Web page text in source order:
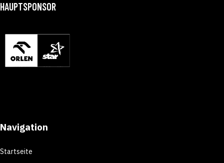
HAUPTSPONSOR
Navigation
Startseite